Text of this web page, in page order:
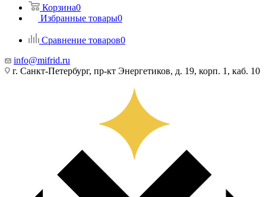
Корзина0
Избранные товары0
Сравнение товаров0
info@mifrid.ru
г. Санкт-Петербург, пр-кт Энергетиков, д. 19, корп. 1, каб. 10